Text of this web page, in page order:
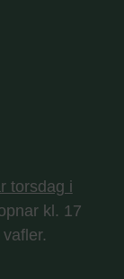
torsdag i
kl. 17